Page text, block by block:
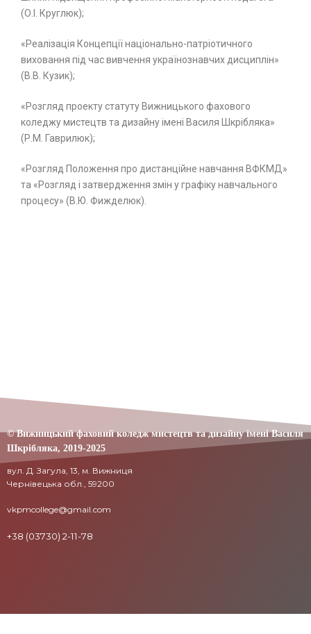
(О.І. Круглюк);
«Реалізація Концепції національно-патріотичного
виховання під час вивчення українознавчих дисциплін»
(В.В. Кузик);
«Розгляд проекту статуту Вижницького фахового
коледжу мистецтв та дизайну імені Василя Шкрібляка»
(Р.М. Гаврилюк);
«Розгляд Положення про дистанційне навчання ВФКМД»
та «Розгляд і затвердження змін у графіку навчального
процесу» (В.Ю. Фижделюк).
© Вижницький фаховий коледж мистецтв та дизайну імені Василя
Шкрібляка, 2019-2025
вул. Д. Загула, 13, м. Вижниця
Чернівецька обл., 59200
vkpmcollege@gmail.com
+38 (03730) 2-11-78